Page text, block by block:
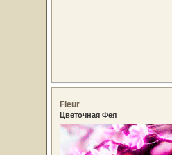
Fleur
Цветочная Фея